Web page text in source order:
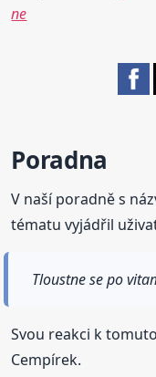
ne
Poradna
V naší poradně s
tématu vyjádřil
Tloustne se po
Svou reakci k
Cempírek.